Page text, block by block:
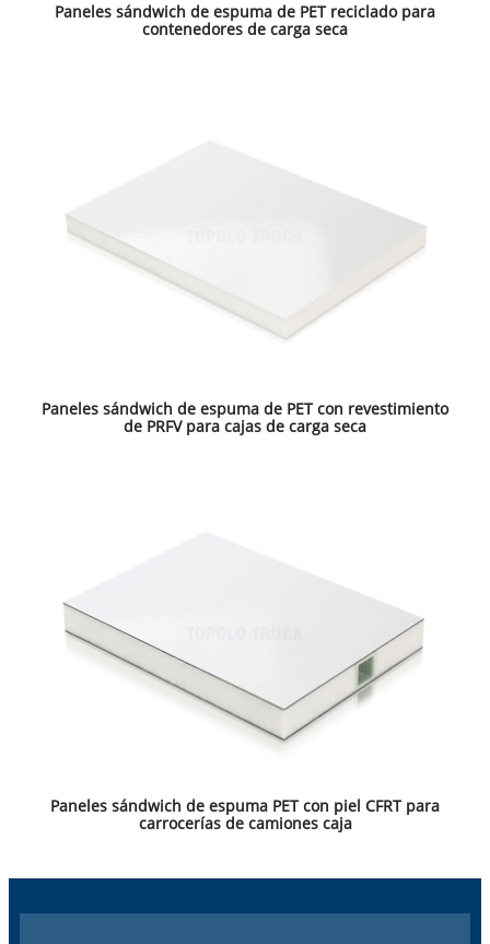
Paneles sándwich de espuma de PET reciclado para
contenedores de carga seca
Paneles sándwich de espuma de PET con revestimiento
de PRFV para cajas de carga seca
Paneles sándwich de espuma PET con piel CFRT para
carrocerías de camiones caja